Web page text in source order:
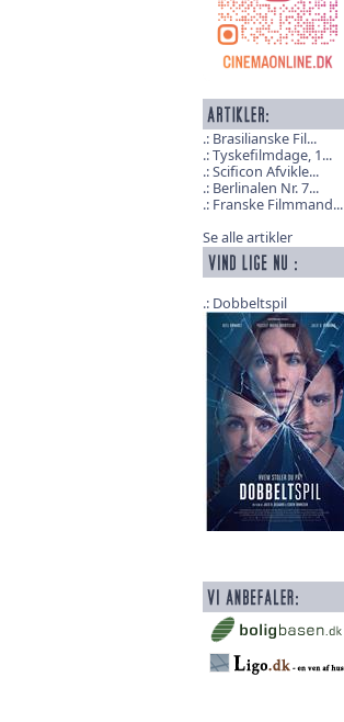
Brasilianske Fil...
Tyskefilmdage, 1...
Scificon Afvikle...
Berlinalen Nr. 7...
Franske Filmmand...
Se alle artikler
Dobbeltspil